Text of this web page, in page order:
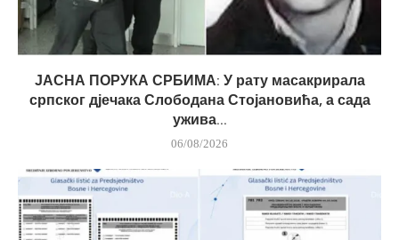
ЈАСНА ПОРУКА СРБИМА: У рату масакрирала
српског дјечака Слободана Стојановића, а сада
ужива...
06/08/2026